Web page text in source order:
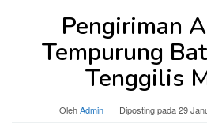
Pengiriman
Tempurung
Tenggilis
OlehAdmin Diposting pada29